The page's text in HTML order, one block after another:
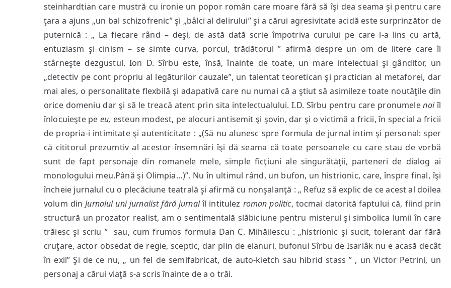
steinhardtian care mustră cu ironie un popor român care moare fără să îşi dea seama şi pentru care
ţara a ajuns „un bal schizofrenic” şi „bâlci al delirului” şi a cărui agresivitate acidă este surprinzător de
puternică : „ La fiecare rând – deşi, de astă dată scrie împotriva curului pe care l-a lins cu artă,
entuziasm şi cinism – se simte curva, porcul, trădătorul ” afirmă despre un om de litere care îi
stârneşte dezgustul. Ion D. Sîrbu este, însă, înainte de toate, un mare intelectual şi gânditor, un
„detectiv pe cont propriu al legăturilor cauzale”, un talentat teoretican şi practician al metaforei, dar
mai ales, o personalitate flexbilă şi adapativă care nu numai că a ştiut să asimileze toate noutăţile din
orice domeniu dar şi să le treacă atent prin sita intelectualului. I.D. Sîrbu pentru care pronumelenoiîl
înlocuieşte pe eu, esteun modest, pe alocuri antisemit şi şovin, dar şi o victimă a fricii, în special a fricii
de propria-i intimitate şi autenticitate : „(Să nu alunesc spre formula de jurnal intim şi personal: sper
că cititorul prezumtiv al acestor însemnări îşi dă seama că toate persoanele cu care stau de vorbă
sunt de fapt personaje din romanele mele, simple ficţiuni ale singurătăţii, parteneri de dialog ai
monologului meu.Până şi Olimpia…)”. Nu în ultimul rând, un bufon, un histrionic, care, înspre final, îşi
încheie jurnalul cu o plecăciune teatrală şi afirmă cu nonşalanţă : „ Refuz să explic de ce acest al doilea
volum dinJurnalul uni jurnalist fără jurnalîl intitulez roman politic, tocmai datorită faptului că, fiind prin
structură un prozator realist, am o sentimentală slăbiciune pentru misterul şi simbolica lumii în care
trăiesc şi scriu ” sau, cum frumos formula Dan C. Mihăilescu : „histrionic şi sucit, tolerant dar fără
cruţare, actor obsedat de regie, sceptic, dar plin de elanuri, bufonul Sîrbu de Isarlâk nu e acasă decât
în exil” Şi de ce nu, „ un fel de semifabricat, de auto-kietch sau hibrid stass ” , un Victor Petrini, un
personaj a cărui viaţă s-a scris înainte de a o trăi.